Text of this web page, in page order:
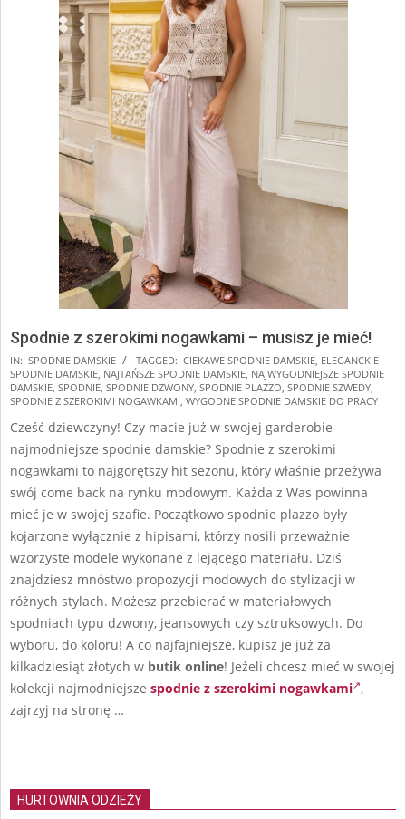
Spodnie z szerokimi nogawkami – musisz je mieć!
2025-
08-
15
IN: SPODNIE DAMSKIE TAGGED: CIEKAWE SPODNIE DAMSKIE, ELEGANCKIE
SPODNIE DAMSKIE, NAJTAŃSZE SPODNIE DAMSKIE, NAJWYGODNIEJSZE SPODNIE
DAMSKIE, SPODNIE, SPODNIE DZWONY, SPODNIE PLAZZO, SPODNIE SZWEDY,
SPODNIE Z SZEROKIMI NOGAWKAMI, WYGODNE SPODNIE DAMSKIE DO PRACY
Cześć dziewczyny! Czy macie już w swojej garderobie
najmodniejsze spodnie damskie? Spodnie z szerokimi
nogawkami to najgorętszy hit sezonu, który właśnie przeżywa
swój come back na rynku modowym. Każda z Was powinna
mieć je w swojej szafie. Początkowo spodnie plazzo były
kojarzone wyłącznie z hipisami, którzy nosili przeważnie
wzorzyste modele wykonane z lejącego materiału. Dziś
znajdziesz mnóstwo propozycji modowych do stylizacji w
różnych stylach. Możesz przebierać w materiałowych
spodniach typu dzwony, jeansowych czy sztruksowych. Do
wyboru, do koloru! A co najfajniejsze, kupisz je już za
kilkadziesiąt złotych w butik online! Jeżeli chcesz mieć w swojej
kolekcji najmodniejsze spodnie z szerokimi nogawkami ,
zajrzyj na stronę …
HURTOWNIA ODZIEŻY